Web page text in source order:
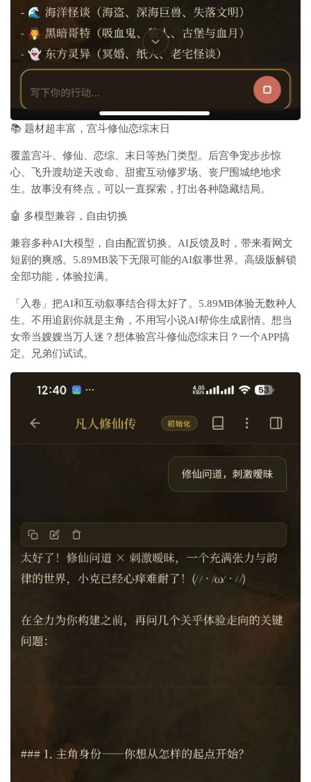
📚 题材超丰富，宫斗修仙恋综末日
覆盖宫斗、修仙、恋综、末日等热门类型。后宫争宠步步惊
心、飞升渡劫逆天改命、甜蜜互动修罗场、丧尸围城绝地求
生。故事没有终点，可以一直探索，打出各种隐藏结局。
🤖 多模型兼容，自由切换
兼容多种AI大模型 ，自由配置切换。AI反馈及时，带来看网文
短剧的爽感。5.89MB装下无限可能的AI叙事世界。高级版解锁
全部功能，体验拉满。
「入卷」把AI和互动叙事结合得太好了。5.89MB体验无数种人
生。不用追剧你就是主角，不用写小说AI帮你生成剧情。想当
女帝当嫂嫂当万人迷？想体验宫斗修仙恋综末日？一个APP搞
定。兄弟们试试。